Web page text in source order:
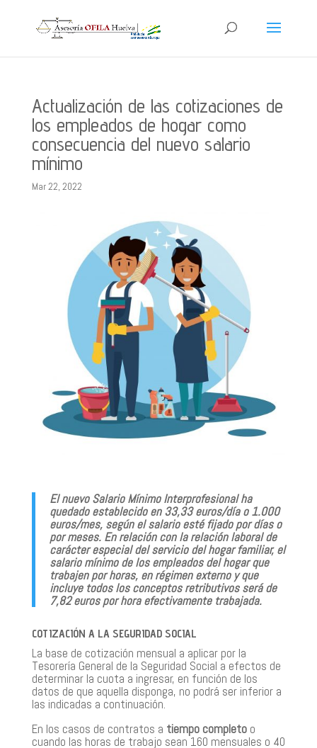
Actualización de las cotizaciones de
los empleados de hogar como
consecuencia del nuevo salario
mínimo
Mar 22, 2022
El nuevo Salario Mínimo Interprofesional ha
quedado establecido en 33,33 euros/día o 1.000
euros/mes, según el salario esté fijado por días o
por meses. En relación con la relación laboral de
carácter especial del servicio del hogar familiar, el
salario mínimo de los empleados del hogar que
trabajen por horas, en régimen externo y que
incluye todos los conceptos retributivos será de
7,82 euros por hora efectivamente trabajada.
COTIZACIÓN A LA SEGURIDAD SOCIAL
La base de cotización mensual a aplicar por la
Tesorería General de la Seguridad Social a efectos de
determinar la cuota a ingresar, en función de los
datos de que aquella disponga, no podrá ser inferior a
las indicadas a continuación.
En los casos de contratos a tiempo completoo
cuando las horas de trabajo sean 160 mensuales o 40